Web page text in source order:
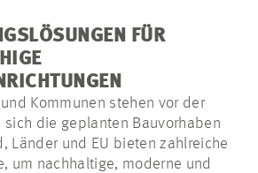
FÜR
Kommunen stehen vor der
sich die geplanten Bauvorhaben
Länder und EU bieten zahlreiche
um nachhaltige, moderne und